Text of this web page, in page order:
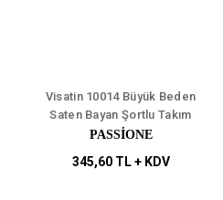
Visatin 10014 Büyük Beden
Saten Bayan Şortlu Takım
PASSİONE
345,60 TL + KDV